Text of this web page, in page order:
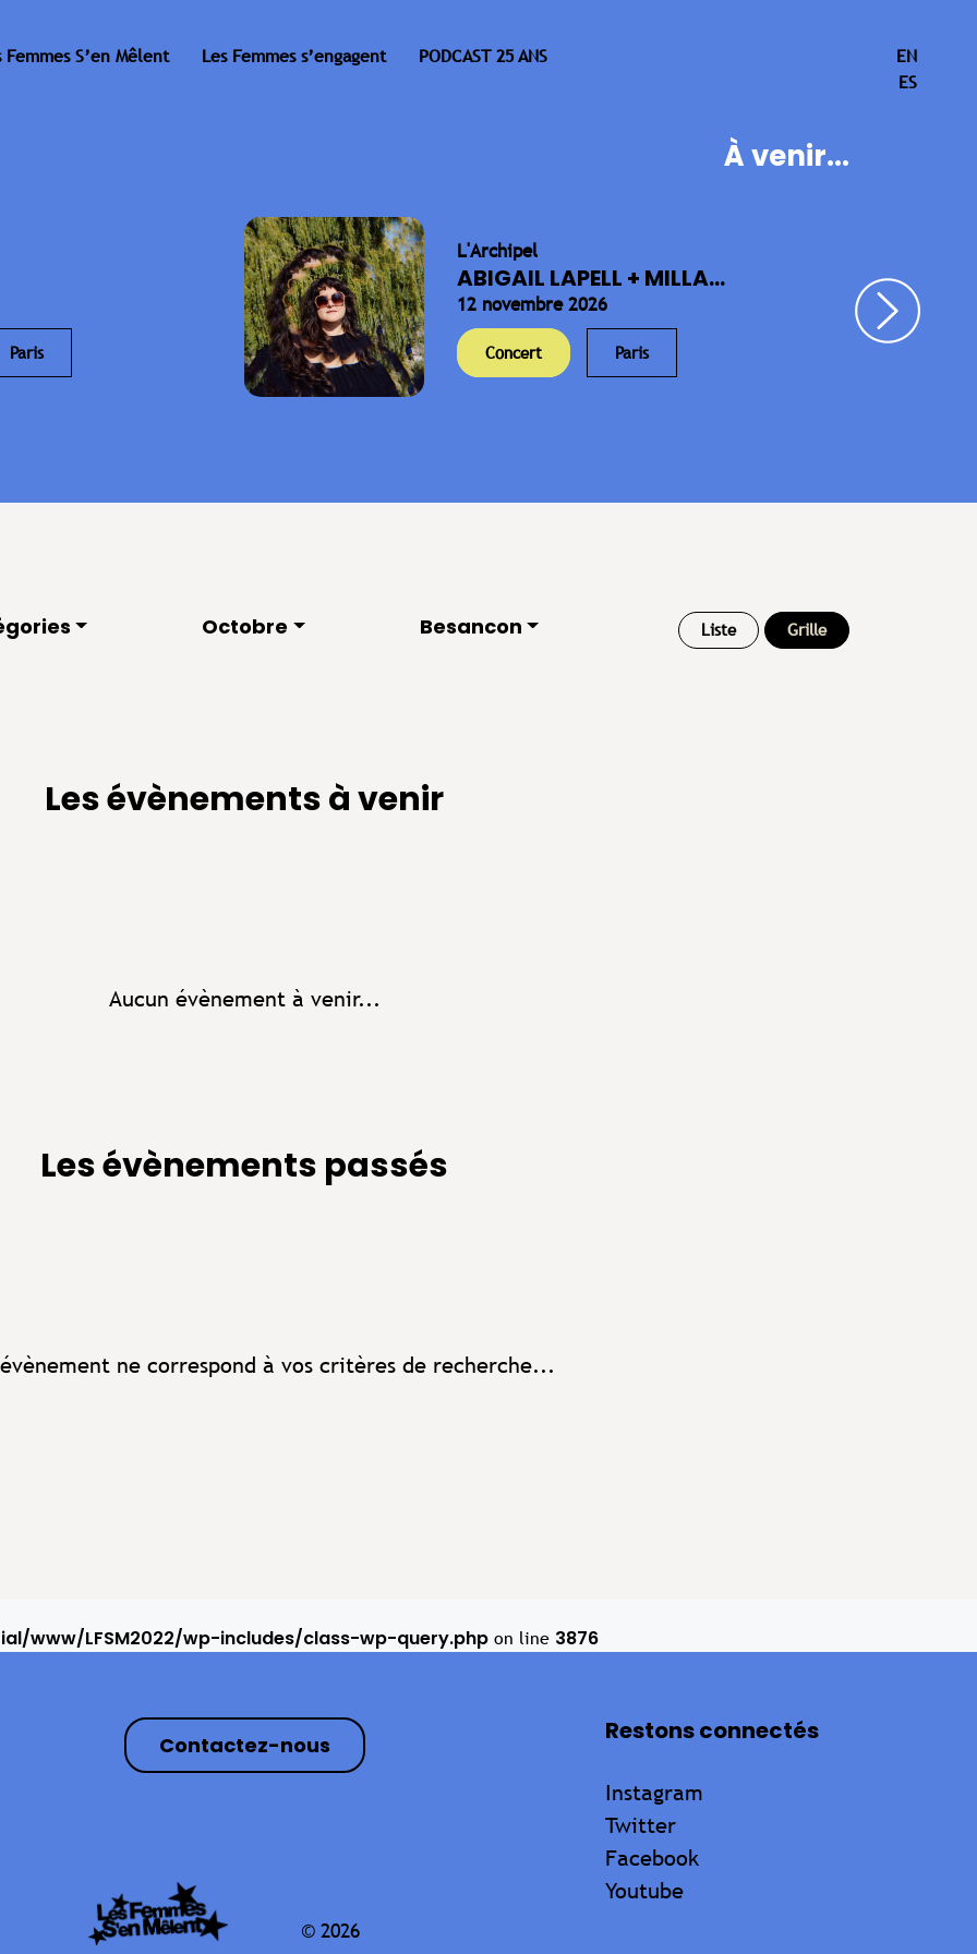
Femmes S’en Mêlent Les Femmes s’engagent PODCAST 25 ANS
EN
ES
À venir...
Paris
L'Archipel
ABIGAIL LAPELL + MILLA...
12 novembre 2026
Concert Paris
Octobre Besancon Liste Grille
Les évènements à venir
Aucun évènement à venir...
Les évènements passés
ne correspond à vos critères de recherche...
www/LFSM2022/wp-includes/class-wp-query.php on line 3876
Contactez-nous
© 2026
Restons connectés
Instagram
Twitter
Facebook
Youtube